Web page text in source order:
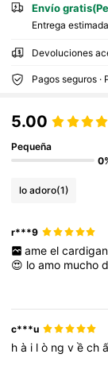
Envío
Entrega
Devoluciones
Pagos seguros
5.00
Pequeña
lo adoro(1)
r***9
ame el cardigan
😍 loamo mucho
c***u
hà i lò ngvềch